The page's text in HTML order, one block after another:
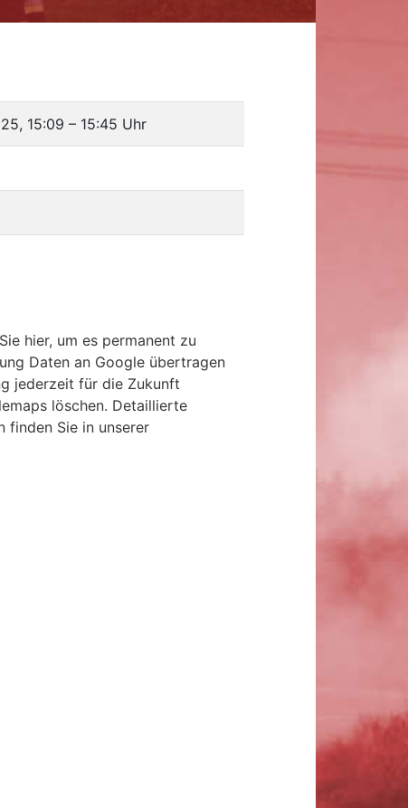
15:09 – 15:45 Uhr
hier, um es permanent zu
Daten an Google übertragen
jederzeit für die Zukunft
löschen. Detaillierte
finden Sie in unserer